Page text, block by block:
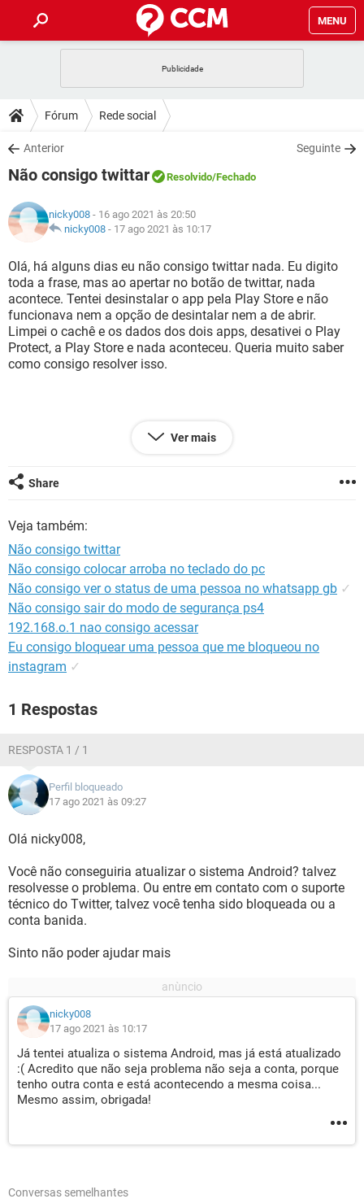
MENU
CELULAR
OUTLOOK
INSTAGRAM GMAIL
GUIA DE COMPRAS
DICAS
JOGOS
INSTAGRAM GMAIL
DOWNLOADS
JOGOS WHATSAPP
CELULAR
OUTLOOK EXCEL
INSTAGRAM
GUIA DE COMPRAS
JOGOS WHATSAPP
OUTLOOK EXCEL
INSTAGRAM GMAIL
GUIA DE COMPRAS
GLOSSÁRIO
JOGOS WHATSAPP
CELULAR FACEBOOK
OUTLOOK EXCEL
INSTAGRAM GMAIL
GUIA DE COMPRAS
Fórum Rede social
Anterior Seguinte
Não consigo twittar Resolvido/Fechado
nicky008 - 16 ago 2021 às 20:50
nicky008 - 17 ago 2021 às 10:17
Olá, há alguns dias eu não consigo twittar nada. Eu digito
toda a frase, mas ao apertar no botão de twittar, nada
acontece. Tentei desinstalar o app pela Play Store e não
funcionava nem a opção de desintalar nem a de abrir.
Limpei o cachê e os dados dos dois apps, desativei o Play
Protect, a Play Store e nada aconteceu. Queria muito saber
como consigo resolver isso.
Ver mais
Share
Veja também:
Não consigo twittar
Não consigo colocar arroba no teclado do pc
Não consigo ver o status de uma pessoa no whatsapp gb ✓
Não consigo sair do modo de segurança ps4
192.168.o.1 nao consigo acessar
Eu consigo bloquear uma pessoa que me bloqueou no
instagram ✓
1 Respostas
RESPOSTA 1 / 1
Perfil bloqueado
17 ago 2021 às 09:27
Olá nicky008,
Você não conseguiria atualizar o sistema Android? talvez
resolvesse o problema. Ou entre em contato com o suporte
técnico do Twitter, talvez você tenha sido bloqueada ou a
conta banida.
Sinto não poder ajudar mais
nicky008
17 ago 2021 às 10:17
Já tentei atualiza o sistema Android, mas já está atualizado
:( Acredito que não seja problema não seja a conta, porque
tenho outra conta e está acontecendo a mesma coisa...
Mesmo assim, obrigada!
Conversas semelhantes